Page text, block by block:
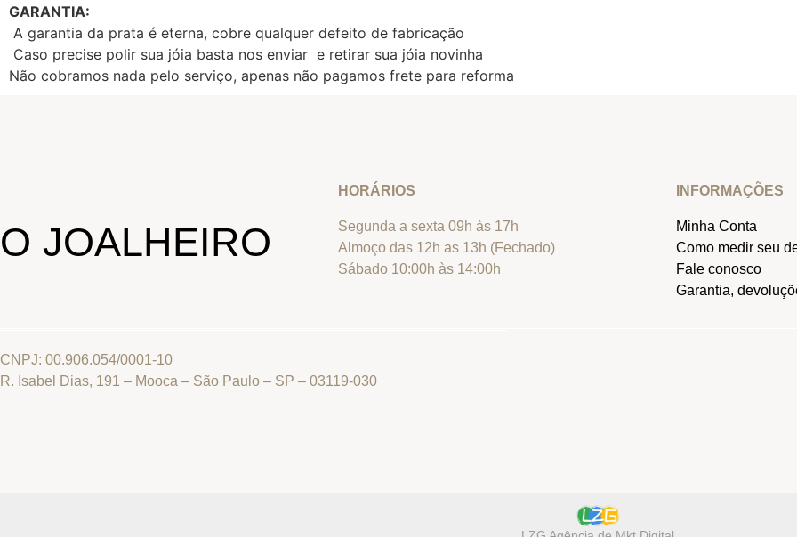
GARANTIA:
A garantia da prata é eterna, cobre qualquer defeito de fabricação
Caso precise polir sua jóia basta nos enviar e retirar sua jóia novinha
Não cobramos nada pelo serviço, apenas não pagamos frete para reforma
O JOALHEIRO
HORÁRIOS
Segunda a sexta 09h às 17h
Almoço das 12h as 13h (Fechado)
Sábado 10:00h às 14:00h
INFORMAÇÕES
Minha Conta
Como medir seu
Fale conosco
Garantia,
CNPJ: 00.906.054/0001-10
R. Isabel Dias, 191 – Mooca – São Paulo – SP – 03119-030